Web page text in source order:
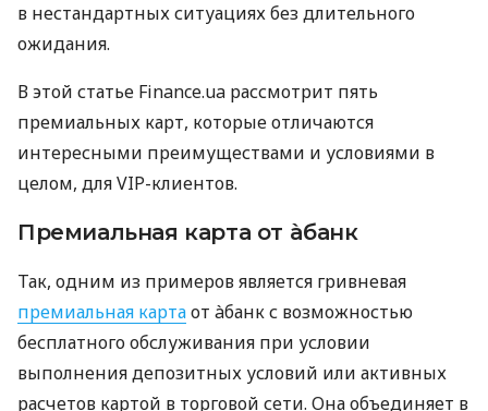
в нестандартных ситуациях без длительного
ожидания.
В этой статье Finance.ua рассмотрит пять
премиальных карт, которые отличаются
интересными преимуществами и условиями в
целом, для VIP-клиентов.
Премиальная карта от àбанк
Так, одним из примеров является гривневая
премиальная картаот àбанк с возможностью
бесплатного обслуживания при условии
выполнения депозитных условий или активных
расчетов картой в торговой сети. Она объединяет в